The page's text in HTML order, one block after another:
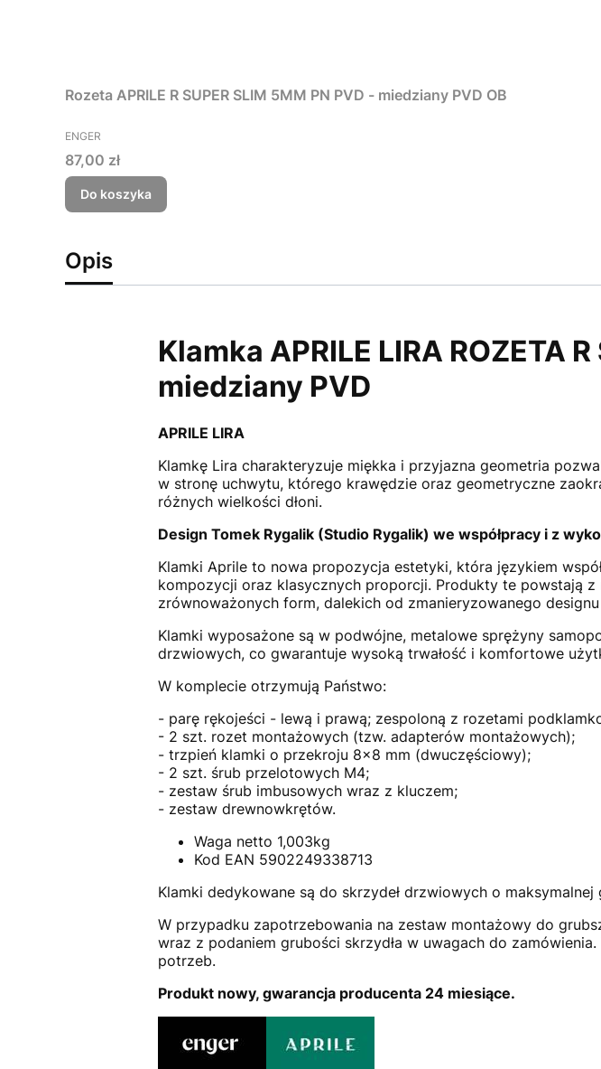
Rozeta APRILE R SUPER SLIM 5MM PN PVD - miedziany PVD OB
PRODUCENT
ENGER
Cena
87,00 zł
Do koszyka
Opis
Klamka APRILE LIRA ROZETA
miedziany PVD
APRILE LIRA
Klamkę Lira charakteryzuje miękka i przyjazna geometria
w stronę uchwytu, którego krawędzie oraz geometryczne
różnych wielkości dłoni.
Design Tomek Rygalik (Studio Rygalik) we współpracy i z
Klamki Aprile to nowa propozycja estetyki, która językiem
kompozycji oraz klasycznych proporcji. Produkty te powstają
zrównoważonych form, dalekich od zmanieryzowanego
Klamki wyposażone są w podwójne, metalowe sprężyny
drzwiowych, co gwarantuje wysoką trwałość i komfortowe
W komplecie otrzymują Państwo:
- parę rękojeści - lewą i prawą; zespoloną z rozetami
- 2 szt. rozet montażowych (tzw. adapterów montażowych);
- trzpień klamki o przekroju 8x8 mm (dwuczęściowy);
- 2 szt. śrub przelotowych M4;
- zestaw śrub imbusowych wraz z kluczem;
- zestaw drewnowkrętów.
Waga netto 1,003kg
Kod EAN 5902249338713
Klamki dedykowane są do skrzydeł drzwiowych o maksymalnej
W przypadku zapotrzebowania na zestaw montażowy do
wraz z podaniem grubości skrzydła w uwagach do
potrzeb.
Produkt nowy, gwarancja producenta 24 miesiące.